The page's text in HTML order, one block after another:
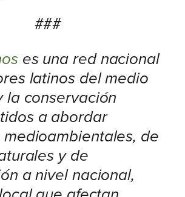
###
es una red nacional
latinos del medio
la conservación
a abordar
de
y de
a nivel nacional,